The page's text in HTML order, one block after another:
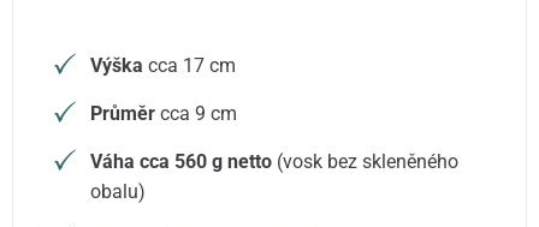
Výška cca 17 cm
Průměr cca 9 cm
Váha cca 560 g netto (vosk bez skleněného
obalu)